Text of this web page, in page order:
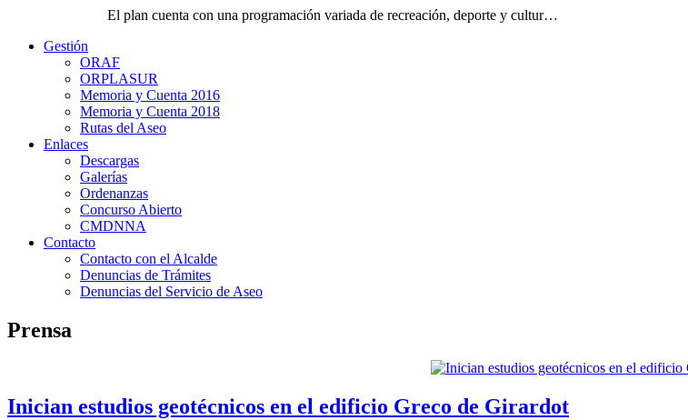
El plan cuenta con una programación variada de recreación, deporte y cultur…
Gestión
ORAF
ORPLASUR
Memoria y Cuenta 2016
Memoria y Cuenta 2018
Rutas del Aseo
Enlaces
Descargas
Galerías
Ordenanzas
Concurso Abierto
CMDNNA
Contacto
Contacto con el Alcalde
Denuncias de Trámites
Denuncias del Servicio de Aseo
Prensa
Inician estudios geotécnicos en el edificio Greco de Girardot